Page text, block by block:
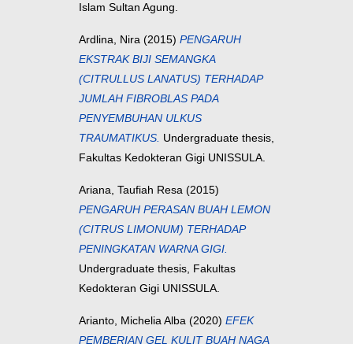
Islam Sultan Agung.
Ardlina, Nira (2015) PENGARUH
EKSTRAK BIJI SEMANGKA
(CITRULLUS LANATUS) TERHADAP
JUMLAH FIBROBLAS PADA
PENYEMBUHAN ULKUS
TRAUMATIKUS. Undergraduate thesis,
Fakultas Kedokteran Gigi UNISSULA.
Ariana, Taufiah Resa (2015)
PENGARUH PERASAN BUAH LEMON
(CITRUS LIMONUM) TERHADAP
PENINGKATAN WARNA GIGI.
Undergraduate thesis, Fakultas
Kedokteran Gigi UNISSULA.
Arianto, Michelia Alba (2020) EFEK
PEMBERIAN GEL KULIT BUAH NAGA